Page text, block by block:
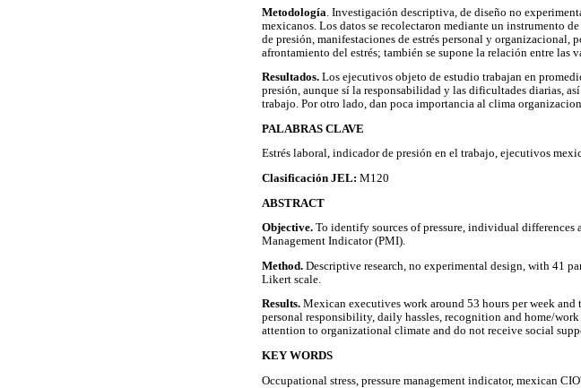
Metodología . Investigación descriptiva, de diseño no
mexicanos. Los datos se recolectaron mediante un instrumento
de presión, manifestaciones de estrés personal y organizacional,
afrontamiento del estrés; también se supone la relación entre las
Resultados. Los ejecutivos objeto de estudio trabajan en
presión, aunque sí la responsabilidad y las dificultades diarias,
trabajo. Por otro lado, dan poca importancia al clima
PALABRAS CLAVE
Estrés laboral, indicador de presión en el trabajo, ejecutivos
Clasificación JEL: M120
ABSTRACT
Objective. To identify sources of pressure, individual differences
Management Indicator (PMI).
Method. Descriptive research, no experimental design, with 41
Likert scale.
Results. Mexican executives work around 53 hours per week and
personal responsibility, daily hassles, recognition and home/
attention to organizational climate and do not receive social
KEY WORDS
Occupational stress, pressure management indicator, mexican